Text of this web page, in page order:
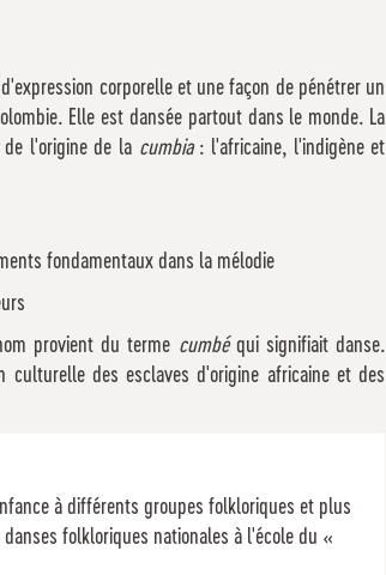
corporelle et une façon de pénétrer un
Elle est dansée partout dans le monde. La
l'origine de la cumbia : l'africaine, l'indigène et
fondamentaux dans la mélodie
provient du terme cumbéqui signifiait danse.
des esclaves d'origine africaine et des
à différents groupes folkloriques et plus
folkloriques nationales à l'école du «